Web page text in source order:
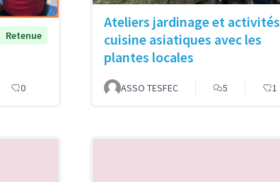
Retenue
0
Ateliers jardinage et activités
cuisine asiatiques avec les
plantes locales
ASSO TESFEC 5 1